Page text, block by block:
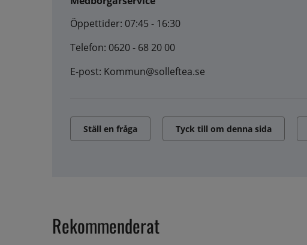
Öppettider: 07:45 - 16:30
Telefon: 0620 - 68 20 00
E-post: Kommun@solleftea.se
Ställ en fråga Tyck till om denna sida
Rekommenderat